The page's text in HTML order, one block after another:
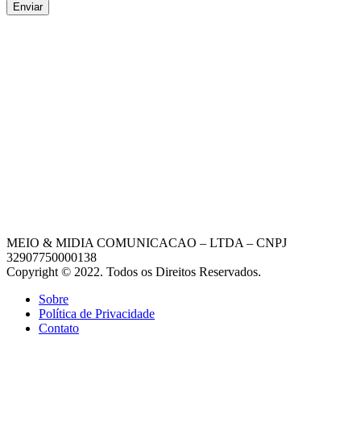
Enviar
MEIO & MIDIA COMUNICACAO – LTDA – CNPJ
32907750000138
Copyright © 2022. Todos os Direitos Reservados.
Sobre
Política de Privacidade
Contato